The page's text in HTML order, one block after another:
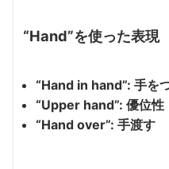
“Hand”を使った表現
“Hand in hand”: 手を
“Upper hand”: 優位性
“Hand over”: 手渡す